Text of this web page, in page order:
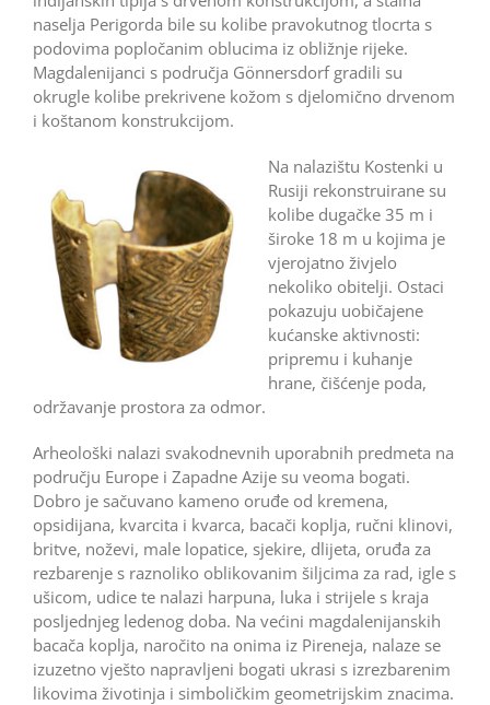
naselja Perigorda bile su kolibe pravokutnog tlocrta s
podovima popločanim oblucima iz obližnje rijeke.
Magdalenijanci s područja Gönnersdorf gradili su
okrugle kolibe prekrivene kožom s djelomično drvenom
i koštanom konstrukcijom.
Na nalazištu Kostenki u
Rusiji rekonstruirane su
kolibe dugačke 35 m i
široke 18 m u kojima je
vjerojatno živjelo
nekoliko obitelji. Ostaci
pokazuju uobičajene
kućanske aktivnosti:
pripremu i kuhanje
hrane, čišćenje poda,
održavanje prostora za odmor.
Arheološki nalazi svakodnevnih uporabnih predmeta na
području Europe i Zapadne Azije su veoma bogati.
Dobro je sačuvano kameno oruđe od kremena,
opsidijana, kvarcita i kvarca, bacači koplja, ručni klinovi,
britve, noževi, male lopatice, sjekire, dlijeta, oruđa za
rezbarenje s raznoliko oblikovanim šiljcima za rad, igle s
ušicom, udice te nalazi harpuna, luka i strijele s kraja
posljednjeg ledenog doba. Na većini magdalenijanskih
bacača koplja, naročito na onima iz Pireneja, nalaze se
izuzetno vješto napravljeni bogati ukrasi s izrezbarenim
likovima životinja i simboličkim geometrijskim znacima.